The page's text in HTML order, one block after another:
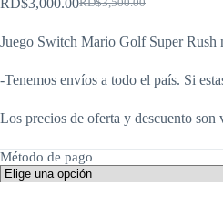
RD$3,500.00
El
original
RD$3,500.00.
El
actual
RD$3,000.00.
Juego Switch Mario Golf Super Rush
-Tenemos envíos a todo el país. Si
Los precios de oferta y descuento
Método de pago